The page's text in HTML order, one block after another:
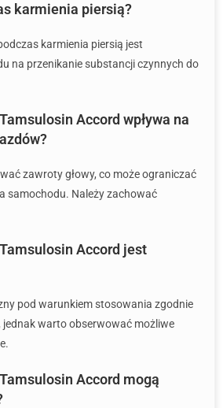
karmienia piersią?
karmienia piersią jest
na przenikanie substancji czynnych do
Accord wpływa na
zawroty głowy, co może ograniczać
samochodu. Należy zachować
Accord jest
pod warunkiem stosowania zgodnie
jednak warto obserwować możliwe
Accord mogą